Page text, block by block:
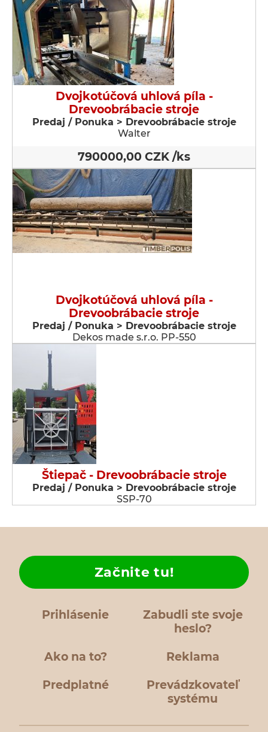
Dvojkotúčová uhlová píla -
Drevoobrábacie stroje
Predaj / Ponuka > Drevoobrábacie stroje
Walter
790000,00 CZK /ks
Dvojkotúčová uhlová píla -
Drevoobrábacie stroje
Predaj / Ponuka > Drevoobrábacie stroje
Dekos made s.r.o. PP-550
Štiepač - Drevoobrábacie stroje
Predaj / Ponuka > Drevoobrábacie stroje
SSP-70
Prihlásenie
Zabudli ste svoje
heslo?
Ako na to?
Začnite tu!
Reklama
Predplatné
Prevádzkovateľ
systému